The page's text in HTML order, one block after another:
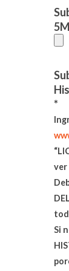
*
ver
Si